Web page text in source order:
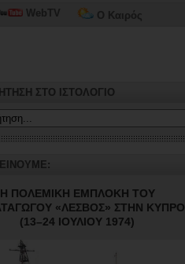
WebTV Ο Καιρός
ΣΤΟ ΙΣΤΟΛΟΓΙΟ
Η ΠΟΛΕΜΙΚΗ ΕΜΠΛΟΚΗ ΤΟΥ
«ΛΕΣΒΟΣ» ΣΤΗΝ ΚΥΠΡΟ
(13–24 ΙΟΥΛΙΟΥ 1974)